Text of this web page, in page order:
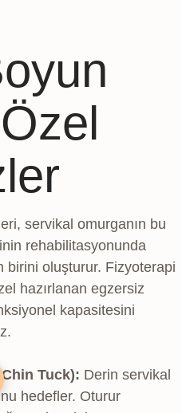
Özel
servikal omurganın bu
rehabilitasyonunda
birini oluşturur. Fizyoterapi
hazırlanan egzersiz
kapasitesini
Tuck): Derin servikal
hedefler. Oturur